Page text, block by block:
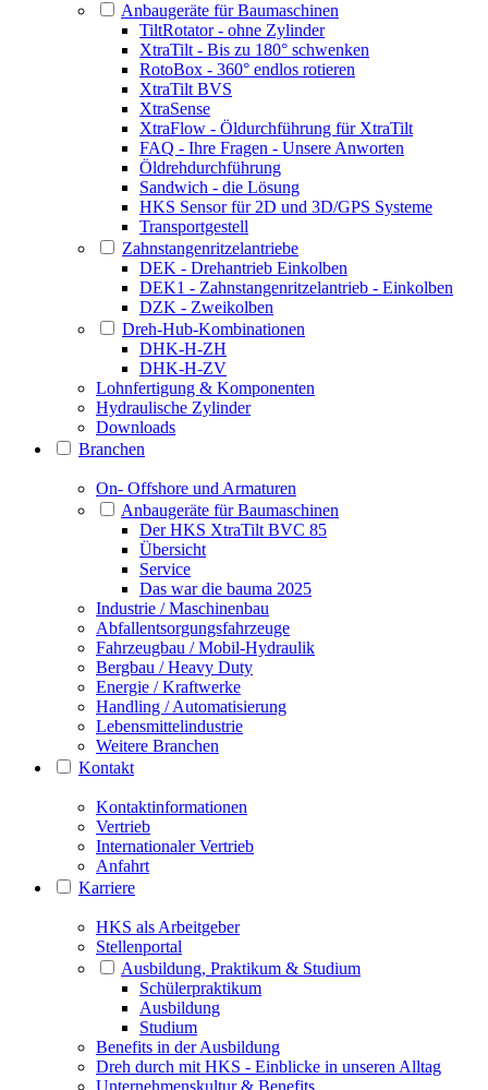
Anbaugeräte für Baumaschinen
TiltRotator - ohne Zylinder
XtraTilt - Bis zu 180° schwenken
RotoBox - 360° endlos rotieren
XtraTilt BVS
XtraSense
XtraFlow - Öldurchführung für XtraTilt
FAQ - Ihre Fragen - Unsere Anworten
Öldrehdurchführung
Sandwich - die Lösung
HKS Sensor für 2D und 3D/GPS Systeme
Transportgestell
Zahnstangenritzelantriebe
DEK - Drehantrieb Einkolben
DEK1 - Zahnstangenritzelantrieb - Einkolben
DZK - Zweikolben
Dreh-Hub-Kombinationen
DHK-H-ZH
DHK-H-ZV
Lohnfertigung & Komponenten
Hydraulische Zylinder
Downloads
Branchen
On- Offshore und Armaturen
Anbaugeräte für Baumaschinen
Der HKS XtraTilt BVC 85
Übersicht
Service
Das war die bauma 2025
Industrie / Maschinenbau
Abfallentsorgungsfahrzeuge
Fahrzeugbau / Mobil-Hydraulik
Bergbau / Heavy Duty
Energie / Kraftwerke
Handling / Automatisierung
Lebensmittelindustrie
Weitere Branchen
Kontakt
Kontaktinformationen
Vertrieb
Internationaler Vertrieb
Anfahrt
Karriere
HKS als Arbeitgeber
Stellenportal
Ausbildung, Praktikum & Studium
Schülerpraktikum
Ausbildung
Studium
Benefits in der Ausbildung
Dreh durch mit HKS - Einblicke in unseren Alltag
Unternehmenskultur & Benefits